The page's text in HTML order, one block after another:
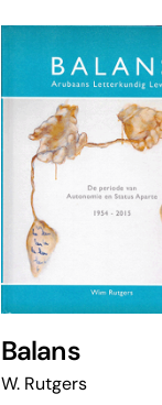
Balans
W. Rutgers